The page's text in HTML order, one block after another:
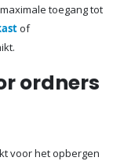
toegang tot
of
ordners
voor het opbergen